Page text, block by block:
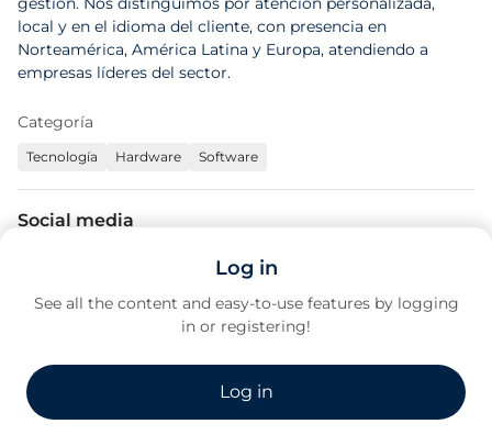
local y en el idioma del cliente, con presencia en
Norteamérica, América Latina y Europa, atendiendo a
empresas líderes del sector.
Categoría
Tecnología Hardware Software
Social media
https://latam.365retailmarkets.com
Log in
See all the content and easy-to-use features by logging
in or registering!
Log in